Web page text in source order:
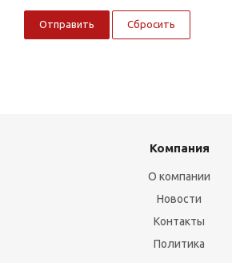
Сбросить
Компания
О компании
Новости
Контакты
Политика